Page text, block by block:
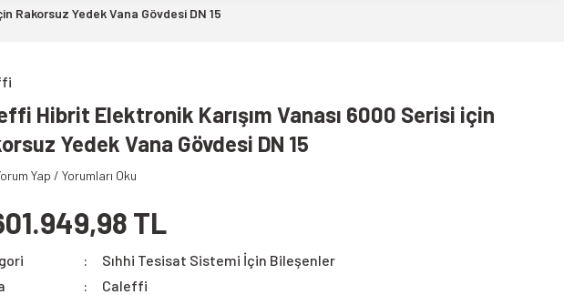
Rakorsuz Yedek Vana Gövdesi DN 15
Hibrit Elektronik Karışım Vanası 6000 Serisi için
Yedek Vana Gövdesi DN 15
Yap / Yorumları Oku
TL
Sıhhi Tesisat Sistemi İçin Bileşenler
Caleffi